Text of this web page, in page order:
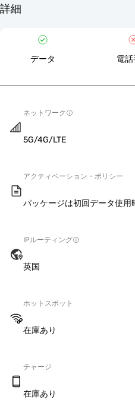
詳細
データ 電
ネットワーク
5G/4G/LTE
アクティベーション・ポリシー
パッケージは初回データ使用
IPルーティング
英国
ホットスポット
在庫あり
チャージ
在庫あり